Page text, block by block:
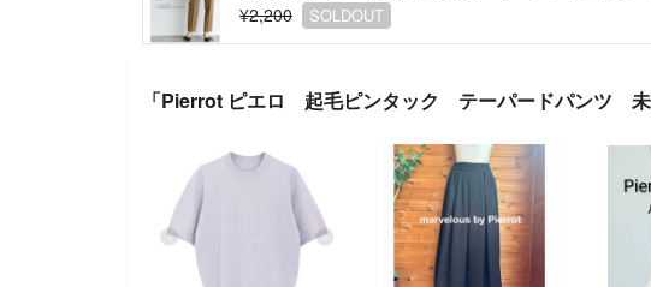
¥2,200
SOLDOUT
「Pierrot ピエロ 起毛ピンタック テーパードパンツ